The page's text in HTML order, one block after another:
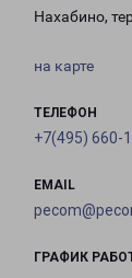
Нахабино,
на карте
ТЕЛЕФОН
+7(495) 660-
EMAIL
ГРАФИК